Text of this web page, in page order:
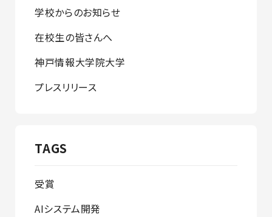
学校からのお知らせ
在校生の皆さんへ
神戸情報大学院大学
プレスリリース
TAGS
受賞
AIシステム開発